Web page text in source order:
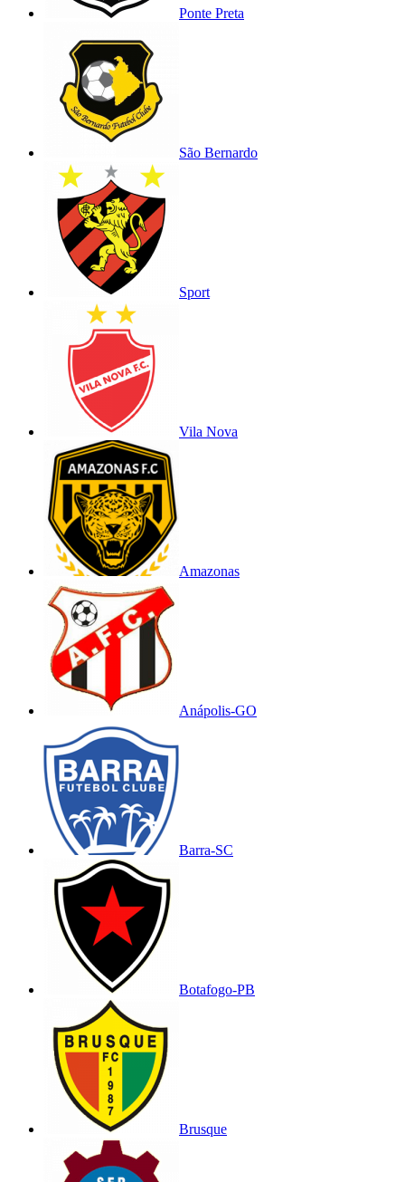
Ponte Preta
São Bernardo
Sport
Vila Nova
Amazonas
Anápolis-GO
Barra-SC
Botafogo-PB
Brusque